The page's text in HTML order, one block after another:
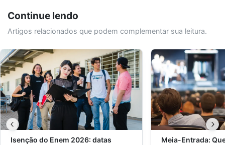
Continue lendo
Artigos relacionados que podem complementar sua leitura.
Isenção do Enem 2026: datas
Meia-Entrada: